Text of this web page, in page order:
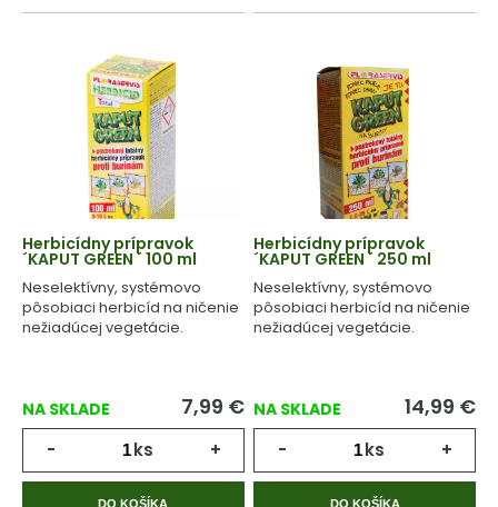
Herbicídny prípravok
´KAPUT GREEN ´ 100 ml
Neselektívny, systémovo
pôsobiaci herbicíd na ničenie
nežiadúcej vegetácie.
NA SKLADE 7,99 €
- ks +
DO KOŠÍKA
Herbicídny prípravok
´KAPUT GREEN ´ 250 ml
Neselektívny, systémovo
pôsobiaci herbicíd na ničenie
nežiadúcej vegetácie.
NA SKLADE 14,99 €
- ks +
DO KOŠÍKA